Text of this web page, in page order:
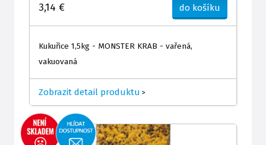
3,14 € do košíku
Kukuřice 1,5kg - MONSTER KRAB - vařená,
vakuovaná
Zobrazit detail produktu >